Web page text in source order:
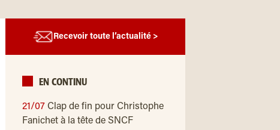
Recevoir toute l’actualité >
EN CONTINU
21/07 Clap de fin pour Christophe
Fanichet à la tête de SNCF